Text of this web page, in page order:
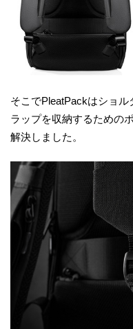
そこでPleatPackはショ
ラップを収納するための
解決しました。